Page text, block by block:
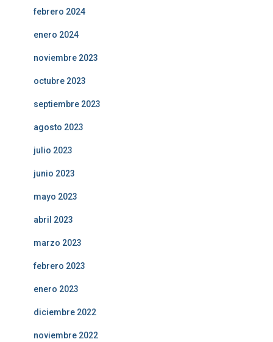
febrero 2024
enero 2024
noviembre 2023
octubre 2023
septiembre 2023
agosto 2023
julio 2023
junio 2023
mayo 2023
abril 2023
marzo 2023
febrero 2023
enero 2023
diciembre 2022
noviembre 2022